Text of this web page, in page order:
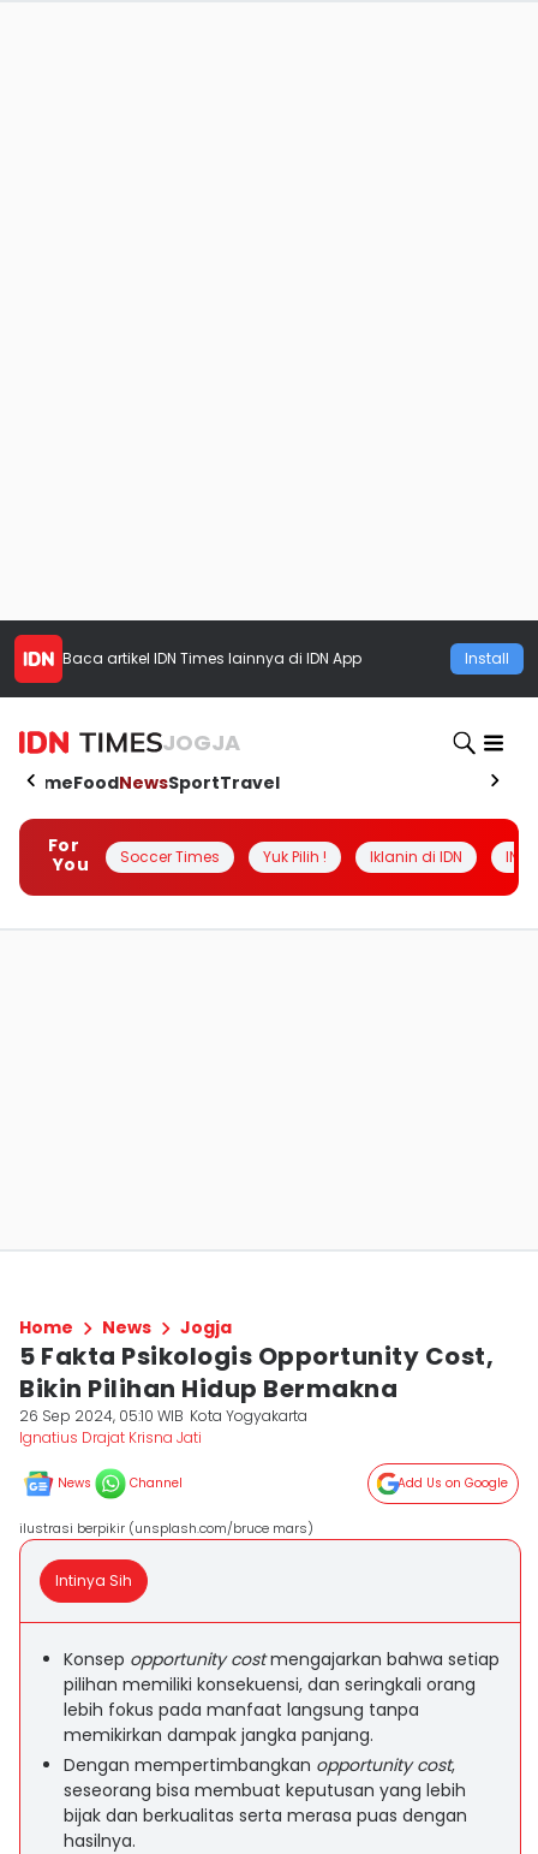
Baca artikel IDN Times lainnya di IDN App Install
JOGJA
HomeFoodNewsSportTravel
For
You
Soccer Times Yuk Pilih ! Iklanin di IDN
Home News Jogja
5 Fakta Psikologis Opportunity Cost,
Bikin Pilihan Hidup Bermakna
26 Sep 2024, 05:10 WIB Kota Yogyakarta
Ignatius Drajat Krisna Jati
News Channel Add Us on Google
ilustrasi berpikir (unsplash.com/bruce mars)
Intinya Sih
Konsep opportunity costmengajarkan bahwa setiap
pilihan memiliki konsekuensi, dan seringkali orang
lebih fokus pada manfaat langsung tanpa
memikirkan dampak jangka panjang.
Dengan mempertimbangkan opportunity cost,
seseorang bisa membuat keputusan yang lebih
bijak dan berkualitas serta merasa puas dengan
hasilnya.